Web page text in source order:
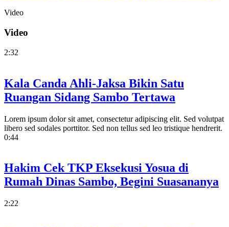
Video
Video
2:32
Kala Canda Ahli-Jaksa Bikin Satu
Ruangan Sidang Sambo Tertawa
Lorem ipsum dolor sit amet, consectetur adipiscing elit. Sed volutpat
libero sed sodales porttitor. Sed non tellus sed leo tristique hendrerit.
0:44
Hakim Cek TKP Eksekusi Yosua di
Rumah Dinas Sambo, Begini Suasananya
2:22